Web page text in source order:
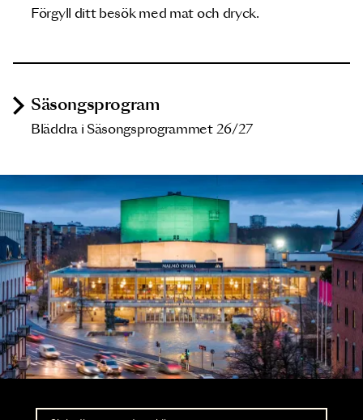
Förgyll ditt besök med mat och dryck.
Säsongsprogram
Bläddra i Säsongsprogrammet 26/27
Nyhetsbrev
Ta del av förhandsinformation och biljettsläpp.